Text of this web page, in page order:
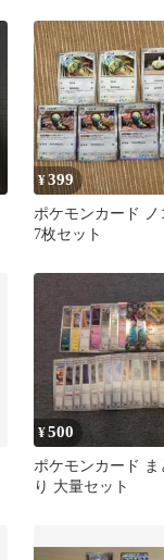
¥399
ポケモンカード ノ
7枚セット
¥500
ポケモンカード ま
り 大量セット